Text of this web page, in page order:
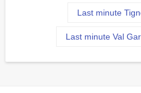
Last minute
Last minute Val